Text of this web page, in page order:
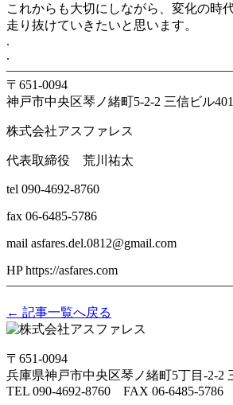
これからも大切にしながら、変化の時
走り抜けていきたいと思います。
.
.
〒651-0094
神戸市中央区琴ノ緒町5-2-2 三信ビル401
株式会社アスファレス
代表取締役 荒川祐太
tel 090-4692-8760
fax 06-6485-5786
mail asfares.del.0812@gmail.com
HP https://asfares.com
← 記事一覧へ戻る
〒651-0094
兵庫県神戸市中央区琴ノ緒町5丁目-2-2
TEL 090-4692-8760 FAX 06-6485-5786